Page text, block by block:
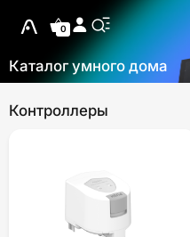
0
Каталог умного дома
Контроллеры